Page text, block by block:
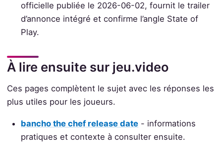
officielle publiée le 2026-06-02, fournit le trailer
d’annonce intégré et confirme l’angle State of
Play.
À lire ensuite sur jeu.video
Ces pages complètent le sujet avec les réponses les
plus utiles pour les joueurs.
bancho the chef release date - informations
pratiques et contexte à consulter ensuite.